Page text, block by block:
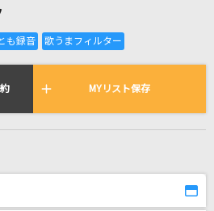
全国りれき
で歌われている曲の一覧
MYリスト保存